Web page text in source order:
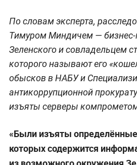
По словам эксперта,
Тимуром Миндичем — бизнес-
Зеленского и совладельцем
которого называют его
обысков в НАБУ и
антикоррупционной
изъяты серверы
«Были изъяты определённые
которых содержится